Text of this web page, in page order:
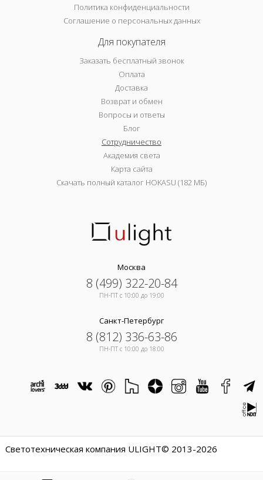
Политика конфиденциальности
Соглашение о персональных данных
Для покупателя
Заказать бесплатный звонок
Оплата
Доставка
Возврат и обмен
Вопросы и ответы
Блог
Сотрудничество
Академия света
Карта сайта
Скачать полный каталог HOKASU (182 МБ)
Москва
8 (499) 322-20-84
ПН-ПТ c 10:00 до 19:00
Санкт-Петербург
8 (812) 336-63-86
ПН-ПТ c 10:00 до 18:00
Светотехническая компания ULIGHT© 2013-2026